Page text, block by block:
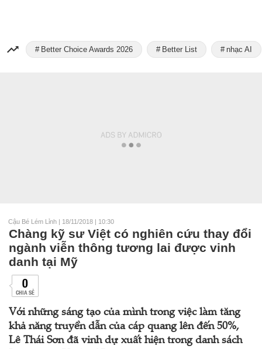
Better Choice Awards 2026 Better List nhạc AI
Cậu Bé Lém Lỉnh | 18/11/2018 | 10:30
Chàng kỹ sư Việt có nghiên cứu thay đổi
ngành viễn thông tương lai được vinh
danh tại Mỹ
0
CHIA SẺ
Với những sáng tạo của mình trong việc làm tăng
khả năng truyền dẫn của cáp quang lên đến 50%,
Lê Thái Sơn đã vinh dự xuất hiện trong danh sách